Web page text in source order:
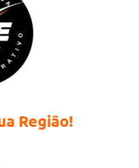
Região!